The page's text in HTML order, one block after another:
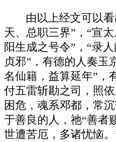
由以上经文可以
天、总职三界”，“宣
阳生成之号令”，“录
贞邪”，有德的人奏玉
名仙籍，益算延年”，
付五雷斩勘之司，照
困危，魂系邓都，常
于善良的人，祂“善者
世遭苦厄，多诸忧恼